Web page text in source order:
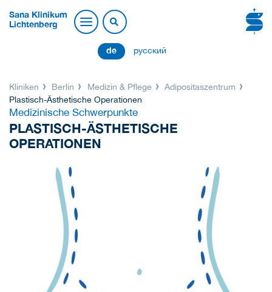
Sana Klinikum
Lichtenberg
de русский
Kliniken Berlin Medizin & Pflege
Adipositaszentrum
Plastisch-Ästhetische Operationen
Medizinische Schwerpunkte
PLASTISCH-ÄSTHETISCHE
OPERATIONEN